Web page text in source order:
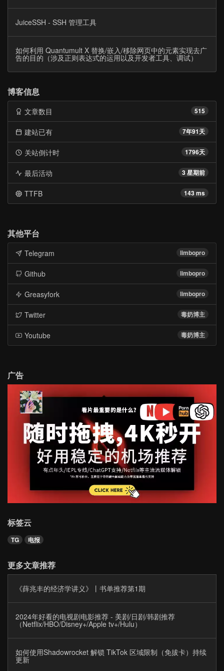
JuiceSSH - SSH 管理工具
如何利用 Quantumult X 替换/嵌入/移除网页中的元素实现去广
告的目的（涉及正则表达式的运用以及开发者工具、调试）
博客信息
515
文章数目
7年91天
建站已有
1796天
关站倒计时
3 星期前
最后活动
143 ms
TTFB
其他平台
limbopro
Telegram
limbopro
Github
limbopro
Greasyfork
毒奶博主
Twitter
毒奶博主
Youtube
广告
标签云
TG 电报
更多文章推荐
《薛兆丰的经济学讲义》丨书单推荐第1期
2024年好看的电视剧电影推荐 - 美剧/日剧/韩剧推荐
（Netflix/HBO/Disney+/Apple tv+/Hulu）
如何使用Shadowrocket 解锁 TikTok 区域限制（免拔卡）持续
更新